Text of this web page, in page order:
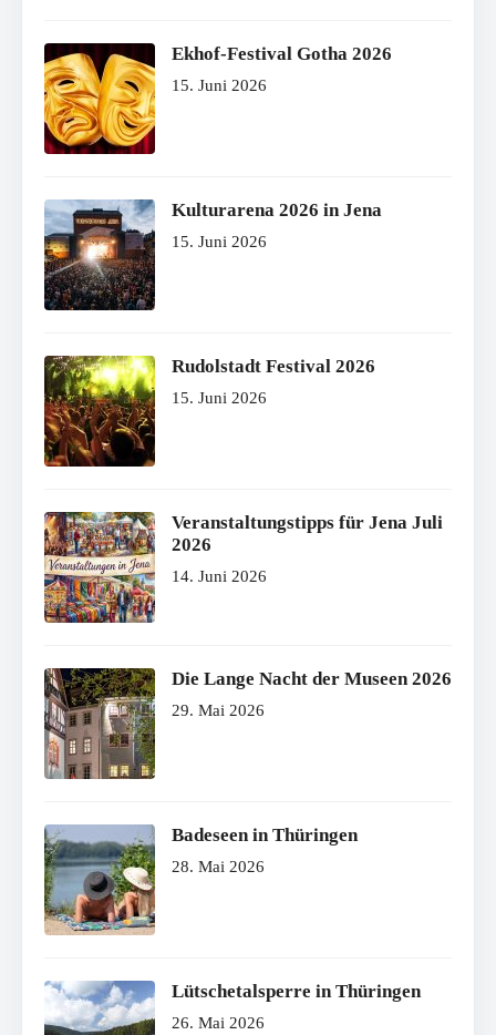
Ekhof-Festival Gotha 2026
15. Juni 2026
Kulturarena 2026 in Jena
15. Juni 2026
Rudolstadt Festival 2026
15. Juni 2026
Veranstaltungstipps für Jena Juli
2026
14. Juni 2026
Die Lange Nacht der Museen 2026
29. Mai 2026
Badeseen in Thüringen
28. Mai 2026
Lütschetalsperre in Thüringen
26. Mai 2026